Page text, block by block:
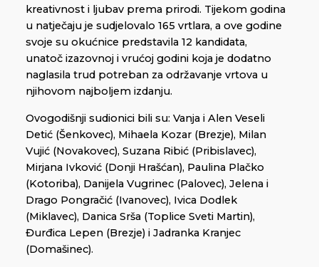
kreativnost i ljubav prema prirodi. Tijekom godina
u natječaju je sudjelovalo 165 vrtlara, a ove godine
svoje su okućnice predstavila 12 kandidata,
unatoč izazovnoj i vrućoj godini koja je dodatno
naglasila trud potreban za održavanje vrtova u
njihovom najboljem izdanju.
Ovogodišnji sudionici bili su: Vanja i Alen Veseli
Detić (Šenkovec), Mihaela Kozar (Brezje), Milan
Vujić (Novakovec), Suzana Ribić (Pribislavec),
Mirjana Ivković (Donji Hrašćan), Paulina Plačko
(Kotoriba), Danijela Vugrinec (Palovec), Jelena i
Drago Pongračić (Ivanovec), Ivica Dodlek
(Miklavec), Danica Srša (Toplice Sveti Martin),
Đurđica Lepen (Brezje) i Jadranka Kranjec
(Domašinec).